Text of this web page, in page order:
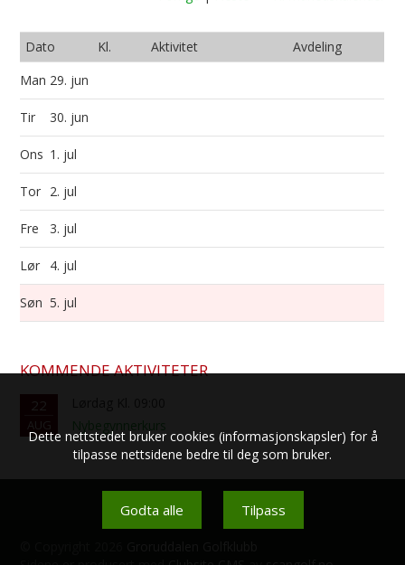
Dato Kl. Aktivitet
Avdeling
Man 29. jun
Tir 30. jun
Ons 1. jul
Tor 2. jul
Fre 3. jul
Lør 4. jul
Søn 5. jul
KOMMENDE AKTIVITETER
22
AUG
Dette nettstedet bruker cookies (informasjonskapsler) for å
tilpasse nettsidene bedre til deg som bruker.
Godta alle Tilpass